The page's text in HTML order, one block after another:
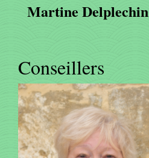
Martine Delplechin
Conseillers